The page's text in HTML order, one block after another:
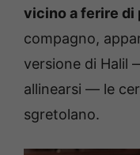
vicino a ferire di
compagno,
versione di Halil
allinearsi — le
sgretolano.